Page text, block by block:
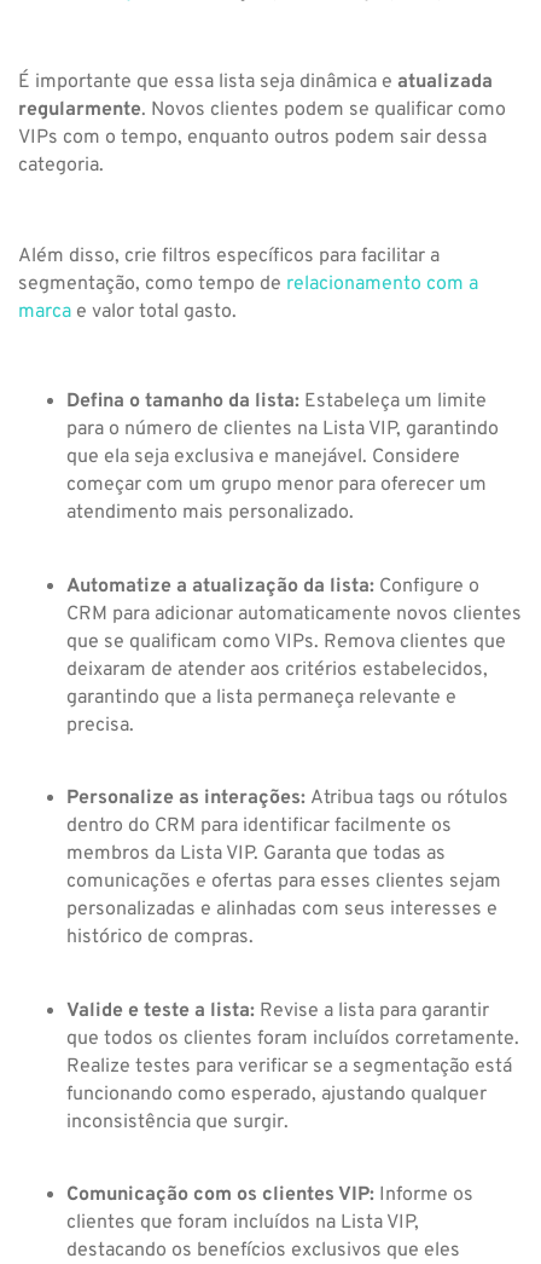
É importante que essa lista seja dinâmica e atualizada
regularmente. Novos clientes podem se qualificar como
VIPs com o tempo, enquanto outros podem sair dessa
categoria.
Além disso, crie filtros específicos para facilitar a
segmentação, como tempo de relacionamento com a
marca e valor total gasto.
Defina o tamanho da lista: Estabeleça um limite
para o número de clientes na Lista VIP, garantindo
que ela seja exclusiva e manejável. Considere
começar com um grupo menor para oferecer um
atendimento mais personalizado.
Automatize a atualização da lista: Configure o
CRM para adicionar automaticamente novos clientes
que se qualificam como VIPs. Remova clientes que
deixaram de atender aos critérios estabelecidos,
garantindo que a lista permaneça relevante e
precisa.
Personalize as interações: Atribua tags ou rótulos
dentro do CRM para identificar facilmente os
membros da Lista VIP. Garanta que todas as
comunicações e ofertas para esses clientes sejam
personalizadas e alinhadas com seus interesses e
histórico de compras.
Valide e teste a lista: Revise a lista para garantir
que todos os clientes foram incluídos corretamente.
Realize testes para verificar se a segmentação está
funcionando como esperado, ajustando qualquer
inconsistência que surgir.
Comunicação com os clientes VIP: Informe os
clientes que foram incluídos na Lista VIP,
destacando os benefícios exclusivos que eles